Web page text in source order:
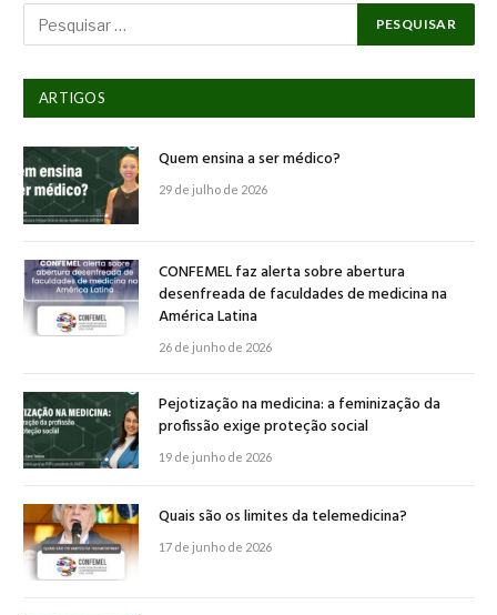
ARTIGOS
Quem ensina a ser médico?
29 de julho de 2026
CONFEMEL faz alerta sobre abertura
desenfreada de faculdades de medicina na
América Latina
26 de junho de 2026
Pejotização na medicina: a feminização da
profissão exige proteção social
19 de junho de 2026
Quais são os limites da telemedicina?
17 de junho de 2026